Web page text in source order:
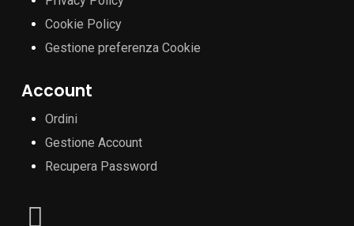
Cookie Policy
Gestione preferenza Cookie
Account
Ordini
Gestione Account
Recupera Password